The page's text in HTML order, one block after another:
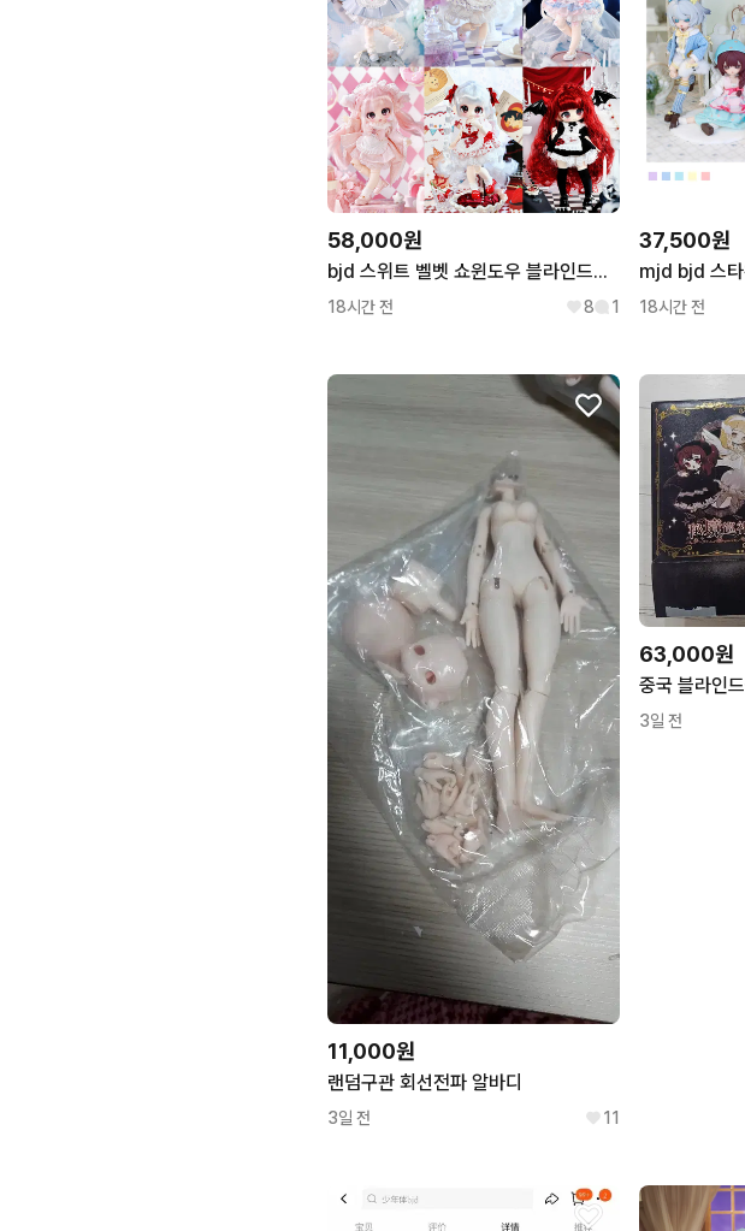
58,000원
bjd 스위트 벨벳 쇼윈도우 블라인드돌 랜덤 구관 인형 구체관절인형 피규어
18시간 전 8 1
37,500원
18시간 전
11,000원
랜덤구관 회선전파 알바디
3일 전 11
63,000원
3일 전